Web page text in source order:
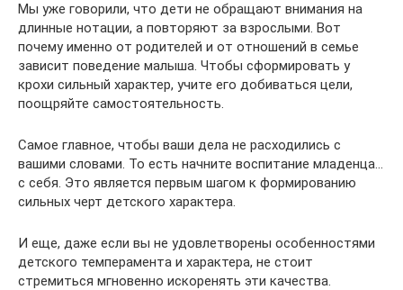
Мы уже говорили, что дети не обращают внимания на
длинные нотации, а повторяют за взрослыми. Вот
почему именно от родителей и от отношений в семье
зависит поведение малыша. Чтобы сформировать у
крохи сильный характер, учите его добиваться цели,
поощряйте самостоятельность.
Самое главное, чтобы ваши дела не расходились с
вашими словами. То есть начните воспитание младенца…
с себя. Это является первым шагом к формированию
сильных черт детского характера.
И еще, даже если вы не удовлетворены особенностями
детского темперамента и характера, не стоит
стремиться мгновенно искоренять эти качества.